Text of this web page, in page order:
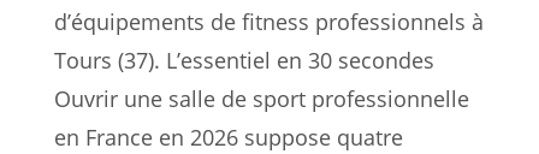
d’équipements de fitness professionnels à
Tours (37). L’essentiel en 30 secondes
Ouvrir une salle de sport professionnelle
en France en 2026 suppose quatre